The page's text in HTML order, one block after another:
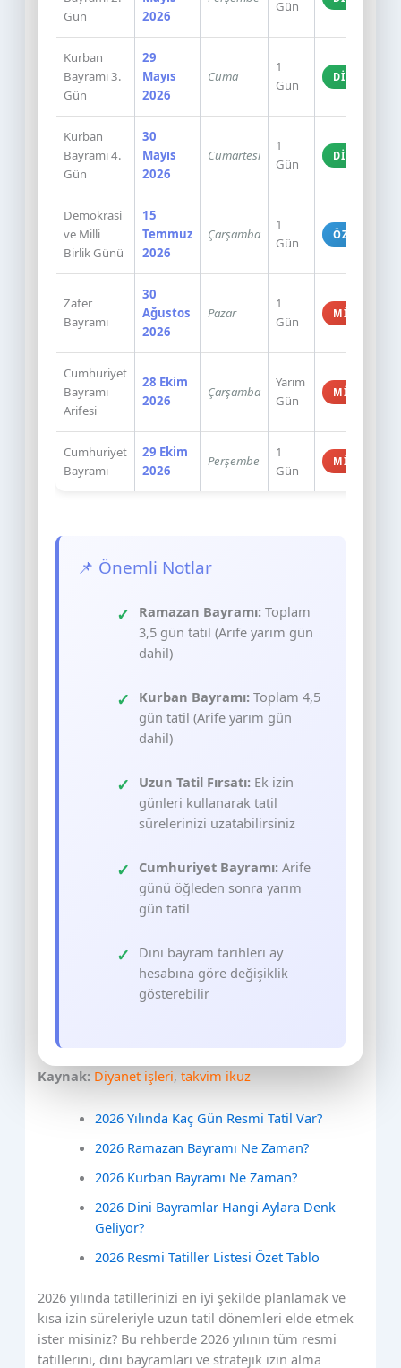
Gün
2026
Gün
Kurban
Bayramı 3.
Gün
29
Mayıs
2026
Cuma
1
Gün
DINI
Kurban
Bayramı 4.
Gün
30
Mayıs
2026
Cumartesi
1
Gün
DINI
Demokrasi
ve Milli
Birlik Günü
15
Temmuz
2026
Çarşamba
1
Gün
ÖZEL
Zafer
Bayramı
30
Ağustos
2026
Pazar
1
Gün
MILLI
Cumhuriyet
Bayramı
Arifesi
28 Ekim
2026
Çarşamba
Yarım
Gün
MILLI
Cumhuriyet
Bayramı
29 Ekim
2026
Perşembe
1
Gün
MILLI
📌 Önemli Notlar
Ramazan Bayramı: Toplam
3,5 gün tatil (Arife yarım gün
dahil)
Kurban Bayramı: Toplam 4,5
gün tatil (Arife yarım gün
dahil)
Uzun Tatil Fırsatı: Ek izin
günleri kullanarak tatil
sürelerinizi uzatabilirsiniz
Cumhuriyet Bayramı: Arife
günü öğleden sonra yarım
gün tatil
Dini bayram tarihleri ay
hesabına göre değişiklik
gösterebilir
Kaynak: Diyanet işleri,takvim ikuz
2026 Yılında Kaç Gün Resmi Tatil Var?
2026 Ramazan Bayramı Ne Zaman?
2026 Kurban Bayramı Ne Zaman?
2026 Dini Bayramlar Hangi Aylara Denk
Geliyor?
2026 Resmi Tatiller Listesi Özet Tablo
2026 yılında tatillerinizi en iyi şekilde planlamak ve
kısa izin süreleriyle uzun tatil dönemleri elde etmek
ister misiniz? Bu rehberde 2026 yılının tüm resmi
tatillerini, dini bayramları ve stratejik izin alma